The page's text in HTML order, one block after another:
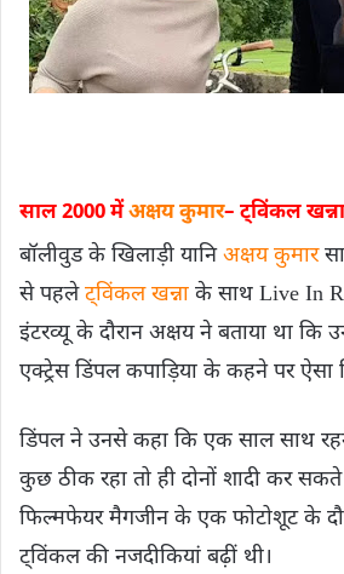
साल 2000 मेंअक्षय कुमार– ट्विंकल
बॉलीवुड के खिलाड़ी यानिअक्षय कुमार
से पहलेट्विंकल खन्ना के साथ Live In
इंटरव्यू के दौरान अक्षय ने बताया था कि
एक्ट्रेस डिंपल कपाड़िया के कहने पर ऐसा
डिंपल ने उनसे कहा कि एक साल साथ
कुछ ठीक रहा तो ही दोनों शादी कर
फिल्मफेयर मैगजीन के एक फोटोशूट के
ट्विंकल की नजदीकियां बढ़ीं थी।